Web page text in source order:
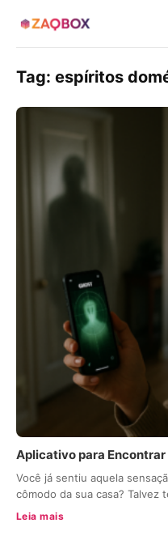
Tag: espíritos
Aplicativo para Encontrar
Você já sentiu aquela
cômodo da sua casa? Talvez
Leia mais